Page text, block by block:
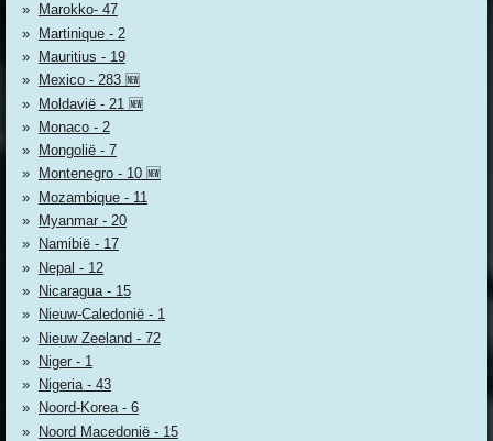
Marokko- 47
Martinique - 2
Mauritius - 19
Mexico - 283 🆕
Moldavië - 21 🆕
Monaco - 2
Mongolië - 7
Montenegro - 10 🆕
Mozambique - 11
Myanmar - 20
Namibië - 17
Nepal - 12
Nicaragua - 15
Nieuw-Caledonië - 1
Nieuw Zeeland - 72
Niger - 1
Nigeria - 43
Noord-Korea - 6
Noord Macedonië - 15